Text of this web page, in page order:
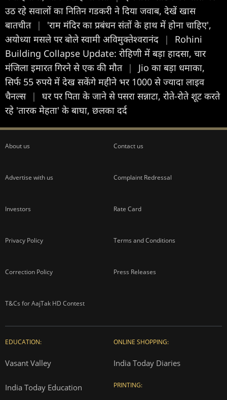
उठ रहे सवालों का नितिन गडकरी ने दिया जवाब, देखें खास
बातचीत |
'राम मंदिर का प्रबंधन संतों के हाथ में होना चाहिए',
अयोध्या मसले पर बोले स्वामी अविमुक्तेश्वरानंद
|
Rohini
Building Collapse Update: रोहिणी में बड़ा हादसा, चार
मंजिला इमारत गिरने से एक की मौत |
Jio का बड़ा धमाका,
सिर्फ 55 रुपये में देख सकेंगे महीने भर 1000 से ज्यादा लाइव
चैनल्स |
घर पर पिता के जाने से पसरा सन्नाटा, रोते-रोते शूट करते
रहे 'तारक मेहता' के बाघा, छलका दर्द
About us Contact us
Advertise with us Complaint Redressal
Investors Rate Card
Privacy Policy Terms and Conditions
Correction Policy Press Releases
T&Cs for AajTak HD Contest
EDUCATION:
Vasant Valley
India Today Education
ONLINE SHOPPING:
India Today Diaries
PRINTING: